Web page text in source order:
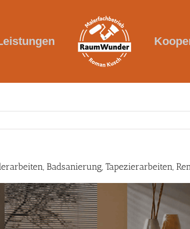
Badsanierung, Tapezierarbeiten,